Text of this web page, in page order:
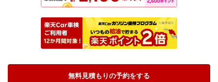
無料見積もりの予約をする